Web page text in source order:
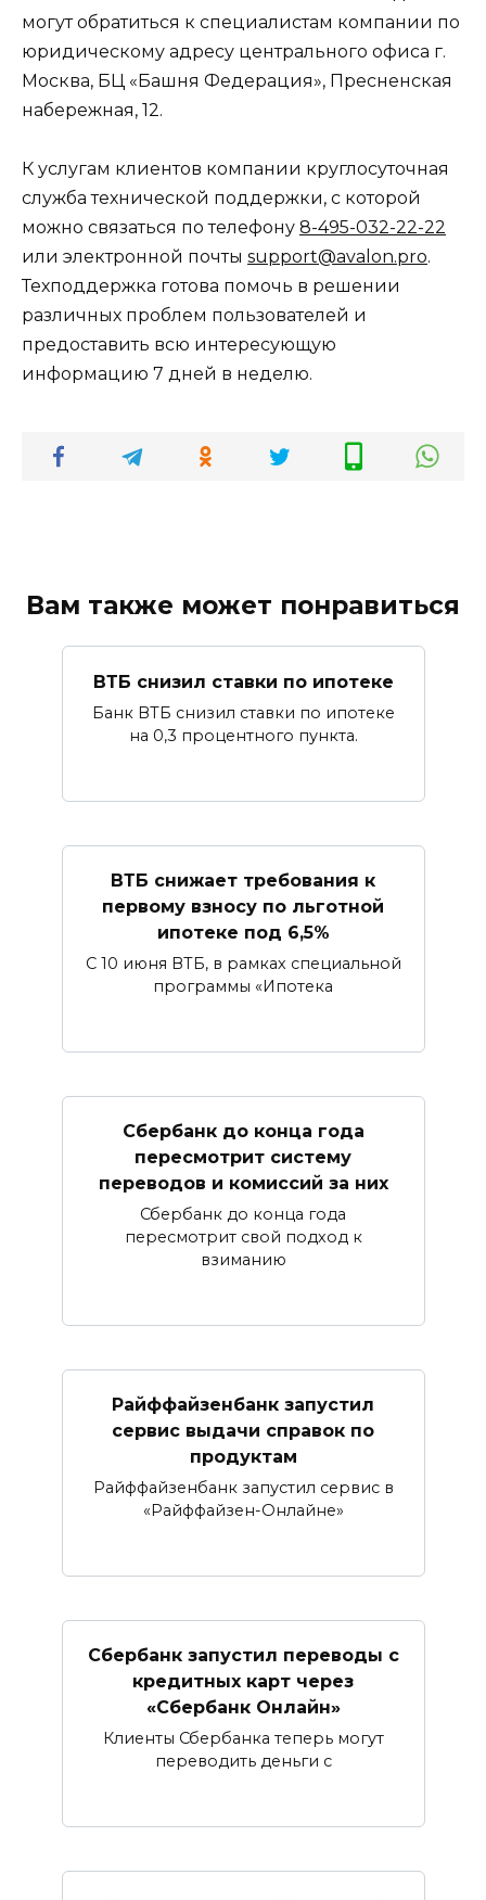
могут обратиться к специалистам компании по
юридическому адресу центрального офиса г.
Москва, БЦ «Башня Федерация», Пресненская
набережная, 12.
К услугам клиентов компании круглосуточная
служба технической поддержки, с которой
можно связаться по телефону 8-495-032-22-22
или электронной почты support@avalon.pro.
Техподдержка готова помочь в решении
различных проблем пользователей и
предоставить всю интересующую
информацию 7 дней в неделю.
Вам также может понравиться
ВТБ снизил ставки по ипотеке
Банк ВТБ снизил ставки по ипотеке
на 0,3 процентного пункта.
ВТБ снижает требования к
первому взносу по льготной
ипотеке под 6,5%
С 10 июня ВТБ, в рамках специальной
программы «Ипотека
Сбербанк​ до конца года
пересмотрит систему
переводов и комиссий за них
Сбербанк до конца года
пересмотрит свой подход к
взиманию
Райффайзенбанк запустил
сервис выдачи справок по
продуктам
Райффайзенбанк запустил сервис в
«Райффайзен-Онлайне»
Сбербанк запустил переводы с
кредитных карт через
«Сбербанк Онлайн»​​​​​​​
Клиенты Сбербанка теперь могут
переводить деньги с